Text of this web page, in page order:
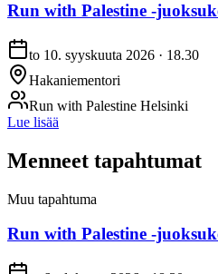
Run with Palestine -
to 10. syyskuuta 2026 · 18.30
Hakaniementori
Run with Palestine Helsinki
Lue lisää
Menneet tapahtumat
Muu tapahtuma
Run with Palestine -